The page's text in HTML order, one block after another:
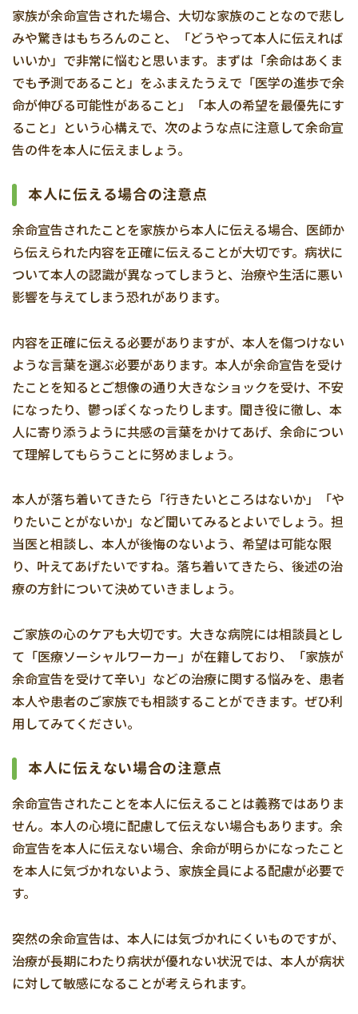
家族が余命宣告された場合、大切な家族のことなので悲し
みや驚きはもちろんのこと、「どうやって本人に伝えれば
いいか」で非常に悩むと思います。まずは「余命はあくま
でも予測であること」をふまえたうえで「医学の進歩で余
命が伸びる可能性があること」「本人の希望を最優先にす
ること」という心構えで、次のような点に注意して余命宣
告の件を本人に伝えましょう。
本人に伝える場合の注意点
余命宣告されたことを家族から本人に伝える場合、医師か
ら伝えられた内容を正確に伝えることが大切です。病状に
ついて本人の認識が異なってしまうと、治療や生活に悪い
影響を与えてしまう恐れがあります。
内容を正確に伝える必要がありますが、本人を傷つけない
ような言葉を選ぶ必要があります。本人が余命宣告を受け
たことを知るとご想像の通り大きなショックを受け、不安
になったり、鬱っぽくなったりします。聞き役に徹し、本
人に寄り添うように共感の言葉をかけてあげ、余命につい
て理解してもらうことに努めましょう。
本人が落ち着いてきたら「行きたいところはないか」「や
りたいことがないか」など聞いてみるとよいでしょう。担
当医と相談し、本人が後悔のないよう、希望は可能な限
り、叶えてあげたいですね。落ち着いてきたら、後述の治
療の方針について決めていきましょう。
ご家族の心のケアも大切です。大きな病院には相談員とし
て「医療ソーシャルワーカー」が在籍しており、「家族が
余命宣告を受けて辛い」などの治療に関する悩みを、患者
本人や患者のご家族でも相談することができます。ぜひ利
用してみてください。
本人に伝えない場合の注意点
余命宣告されたことを本人に伝えることは義務ではありま
せん。本人の心境に配慮して伝えない場合もあります。余
命宣告を本人に伝えない場合、余命が明らかになったこと
を本人に気づかれないよう、家族全員による配慮が必要で
す。
突然の余命宣告は、本人には気づかれにくいものですが、
治療が長期にわたり病状が優れない状況では、本人が病状
に対して敏感になることが考えられます。